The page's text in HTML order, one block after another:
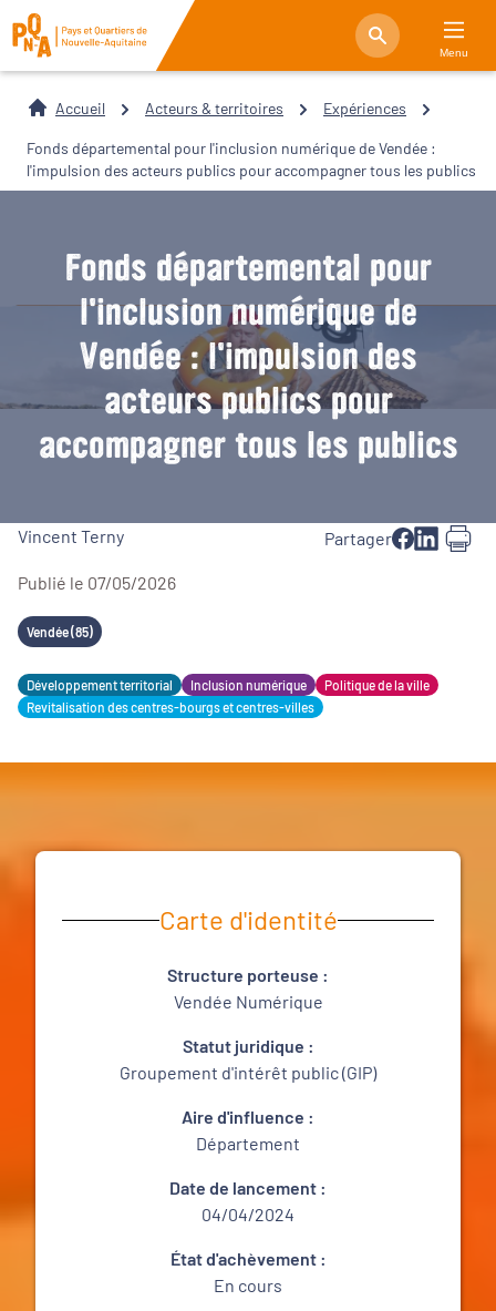
Menu
Accueil Acteurs & territoires Expériences
Fonds départemental pour l'inclusion numérique de Vendée :
l'impulsion des acteurs publics pour accompagner tous les publics
Fonds départemental pour
l'inclusion numérique de
Vendée : l'impulsion des
acteurs publics pour
accompagner tous les publics
Vincent Terny
Publié le 07/05/2026
Partager
Vendée (85)
Développement territorial Inclusion numérique
Politique de la ville
Revitalisation des centres-bourgs et centres-villes
Carte d'identité
Structure porteuse :
Vendée Numérique
Statut juridique :
Groupement d'intérêt public (GIP)
Aire d'influence :
Département
Date de lancement :
04/04/2024
État d'achèvement :
En cours